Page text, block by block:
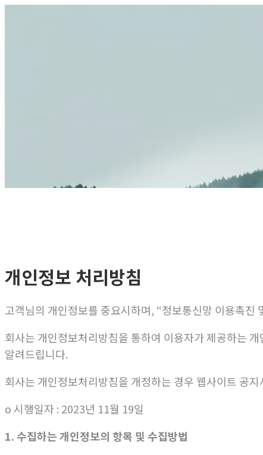
개인정보 처리방침
고객님의 개인정보를 중요시하며, “정보통신망 이용촉진
회사는 개인정보처리방침을 통하여 이용자가 제공하는
알려드립니다.
회사는 개인정보처리방침을 개정하는 경우 웹사이트 공
ο 시행일자 : 2023년 11월 19일
1. 수집하는 개인정보의 항목 및 수집방법